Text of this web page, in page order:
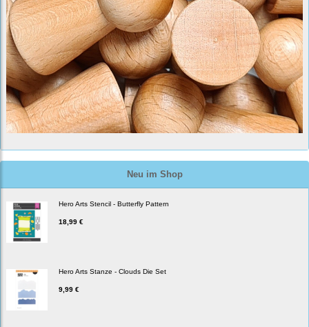
Neu im Shop
Hero Arts Stencil - Butterfly Pattern
18,99 €
Hero Arts Stanze - Clouds Die Set
9,99 €